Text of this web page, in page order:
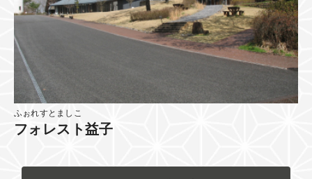
ふぉれすとましこ
フォレスト益子